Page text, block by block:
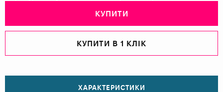
КУПИТИ
КУПИТИ В 1 КЛІК
ХАРАКТЕРИСТИКИ